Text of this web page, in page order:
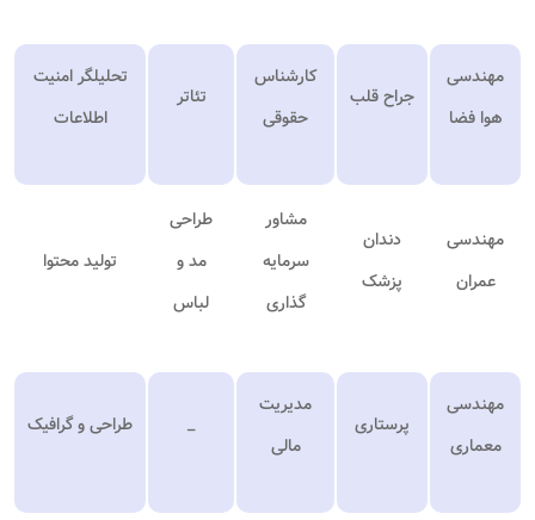
مهندسی
هوا فضا
جراح قلب
کارشناس
حقوقی
تئاتر
تحلیلگر امنیت
اطلاعات
مهندسی
عمران
دندان
پزشک
مشاور
سرمایه
گذاری
طراحی
مد و
لباس
تولید محتوا
مهندسی
معماری
پرستاری
مدیریت
مالی
_ طراحی و گرافیک